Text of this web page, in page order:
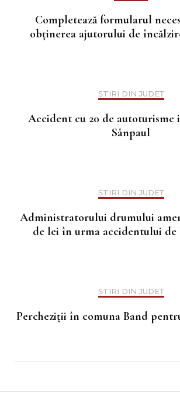
Completează formularul
obținerea ajutorului de
ȘTIRI DIN JUDEȚ
Accident cu 20 de autoturisme
Sânpaul
ȘTIRI DIN JUDEȚ
Administratorului drumului
de lei în urma accidentului de
ȘTIRI DIN JUDEȚ
Percheziții în comuna Band